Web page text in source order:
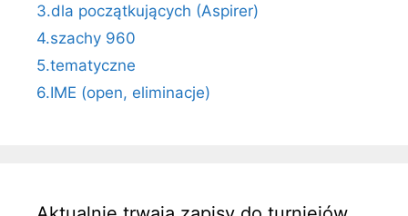
3.dla początkujących (Aspirer)
4.szachy 960
5.tematyczne
6.IME (open, eliminacje)